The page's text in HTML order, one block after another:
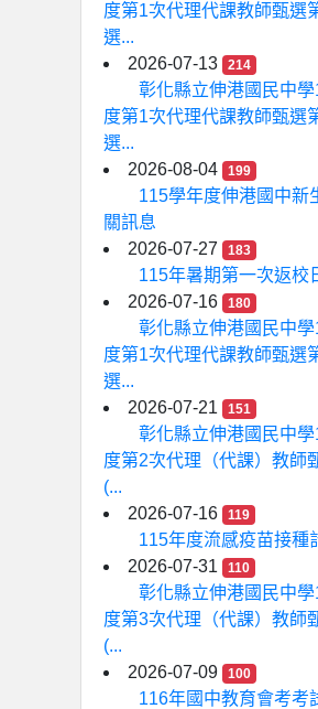
度第1次代理代課教師甄選
選...
2026-07-13
214
彰化縣立伸港國民中
度第1次代理代課教師甄選
選...
2026-08-04
199
115學年度伸港國中新
關訊息
2026-07-27
183
115年暑期第一次返校
2026-07-16
180
彰化縣立伸港國民中
度第1次代理代課教師甄選
選...
2026-07-21
151
彰化縣立伸港國民中
度第2次代理（代課）教師
(...
2026-07-16
119
115年度流感疫苗接種
2026-07-31
110
彰化縣立伸港國民中
度第3次代理（代課）教師
(...
2026-07-09
100
116年國中教育會考考